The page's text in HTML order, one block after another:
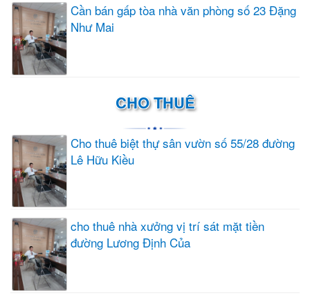
Cần bán gấp tòa nhà văn phòng số 23 Đặng
Như Mai
CHO THUÊ
Cho thuê biệt thự sân vườn số 55/28 đường
Lê Hữu Kiều
cho thuê nhà xưởng vị trí sát mặt tiền
đường Lương Định Của